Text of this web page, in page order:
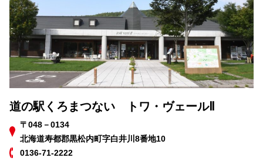
道の駅くろまつない トワ・ヴェールⅡ
〒048－0134
北海道寿都郡黒松内町字白井川8番地10
0136-71-2222